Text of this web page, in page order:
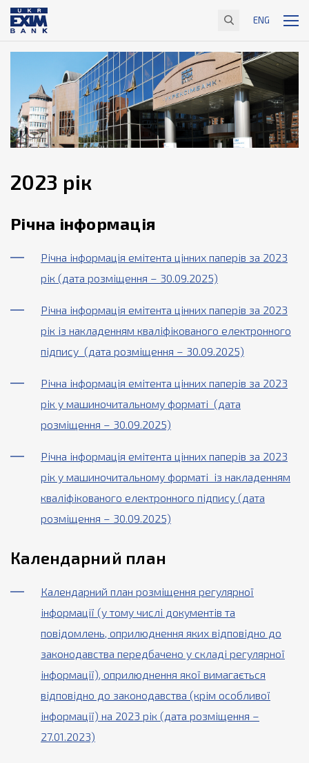
ENG
2023 рік
Річна інформація
Річна інформація емітента цінних паперів за 2023
рік (дата розміщення – 30.09.2025)
Річна інформація емітента цінних паперів за 2023
рік із накладенням кваліфікованого електронного
підпису (дата розміщення – 30.09.2025)
Річна інформація емітента цінних паперів за 2023
рік у машиночитальному форматі (дата
розміщення – 30.09.2025)
Річна інформація емітента цінних паперів за 2023
рік у машиночитальному форматі із накладенням
кваліфікованого електронного підпису (дата
розміщення – 30.09.2025)
Календарний план
Календарний план розміщення регулярної
інформації (у тому числі документів та
повідомлень, оприлюднення яких відповідно до
законодавства передбачено у складі регулярної
інформації), оприлюднення якої вимагається
відповідно до законодавства (крім особливої
інформації) на 2023 рік (дата розміщення –
27.01.2023)